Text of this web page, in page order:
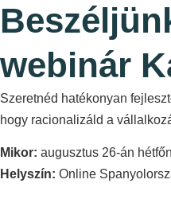
webinár
Szeretnéd hatékonyan
hogy racionalizáld a
Mikor: augusztus 26-án
Helyszín: Online